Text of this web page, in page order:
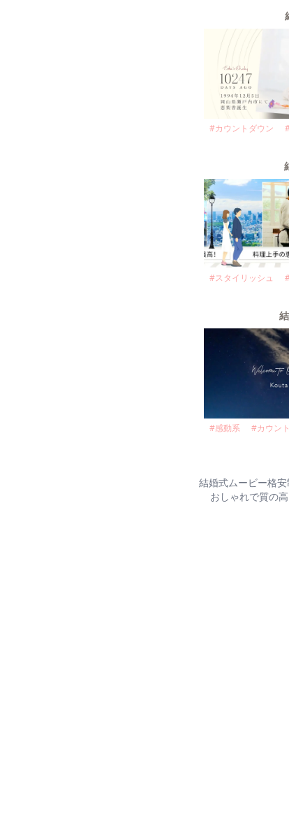
#カウントダウン
#スタイリッシュ
#感動系 #カウン
結婚式ムービー格
おしゃれで質の